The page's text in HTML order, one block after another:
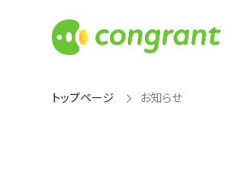
トップページ お知らせ